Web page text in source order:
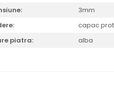
3mm
capac
piatra:
alba